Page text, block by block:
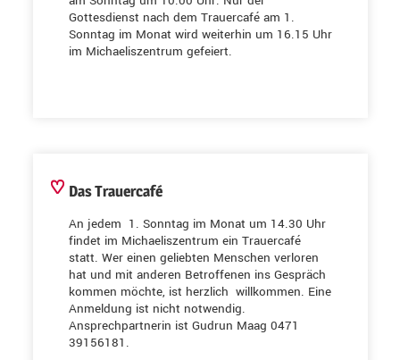
Gottesdienst nach dem Trauercafé am 1.
Sonntag im Monat wird weiterhin um 16.15 Uhr
im Michaeliszentrum gefeiert.
Das Trauercafé
An jedem 1. Sonntag im Monat um 14.30 Uhr
findet im Michaeliszentrum ein Trauercafé
statt. Wer einen geliebten Menschen verloren
hat und mit anderen Betroffenen ins Gespräch
kommen möchte, ist herzlich willkommen. Eine
Anmeldung ist nicht notwendig.
Ansprechpartnerin ist Gudrun Maag 0471
39156181.